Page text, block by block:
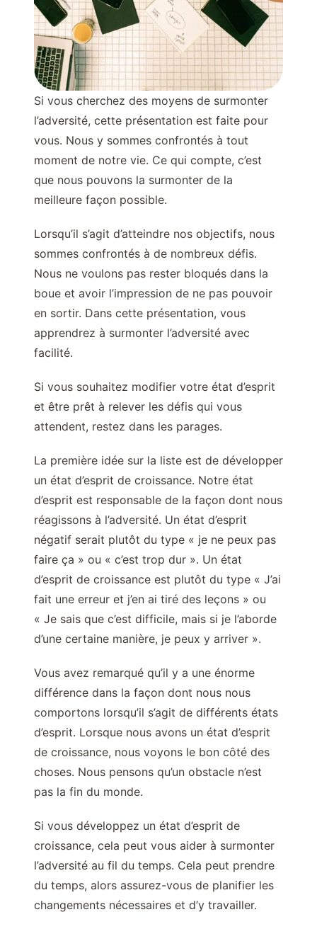
Si vous cherchez des moyens de surmonter
l’adversité, cette présentation est faite pour
vous. Nous y sommes confrontés à tout
moment de notre vie. Ce qui compte, c’est
que nous pouvons la surmonter de la
meilleure façon possible.
Lorsqu’il s’agit d’atteindre nos objectifs, nous
sommes confrontés à de nombreux défis.
Nous ne voulons pas rester bloqués dans la
boue et avoir l’impression de ne pas pouvoir
en sortir. Dans cette présentation, vous
apprendrez à surmonter l’adversité avec
facilité.
Si vous souhaitez modifier votre état d’esprit
et être prêt à relever les défis qui vous
attendent, restez dans les parages.
La première idée sur la liste est de développer
un état d’esprit de croissance. Notre état
d’esprit est responsable de la façon dont nous
réagissons à l’adversité. Un état d’esprit
négatif serait plutôt du type « je ne peux pas
faire ça » ou « c’est trop dur ». Un état
d’esprit de croissance est plutôt du type « J’ai
fait une erreur et j’en ai tiré des leçons » ou
« Je sais que c’est difficile, mais si je l’aborde
d’une certaine manière, je peux y arriver ».
Vous avez remarqué qu’il y a une énorme
différence dans la façon dont nous nous
comportons lorsqu’il s’agit de différents états
d’esprit. Lorsque nous avons un état d’esprit
de croissance, nous voyons le bon côté des
choses. Nous pensons qu’un obstacle n’est
pas la fin du monde.
Si vous développez un état d’esprit de
croissance, cela peut vous aider à surmonter
l’adversité au fil du temps. Cela peut prendre
du temps, alors assurez-vous de planifier les
changements nécessaires et d’y travailler.